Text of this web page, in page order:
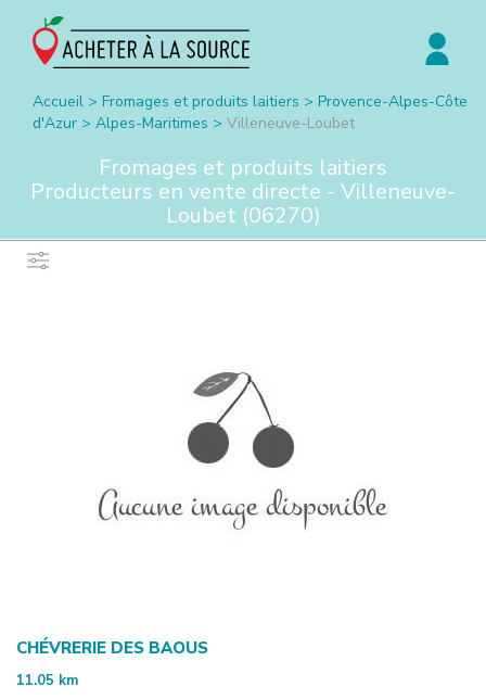
Accueil > Fromages et produits laitiers > Provence-Alpes-Côte
d'Azur > Alpes-Maritimes > Villeneuve-Loubet
Fromages et produits laitiers
Producteurs en vente directe - Villeneuve-
Loubet (06270)
CHÉVRERIE DES BAOUS
11.05 km